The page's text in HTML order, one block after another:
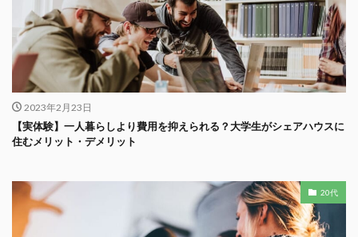
2023年2月23日
【実体験】一人暮らしより費用を抑えられる？大学生がシェアハウスに
住むメリット・デメリット
20代